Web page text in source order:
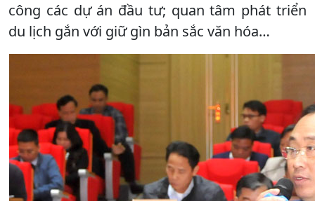
công các dự án đầu tư; quan tâm phát triển
du lịch gắn với giữ gìn bản sắc văn hóa…